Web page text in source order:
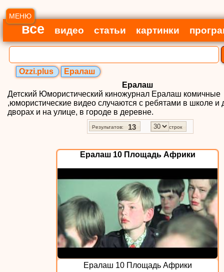
МЕНЮ
все видео статьи картинки
Ozzi.plus
Ералаш
Ералаш
Детский Юмористический киножурнал Ералаш комичные
,юмористические видео случаются с ребятами в школе и
дворах и на улице, в городе в деревне.
Результатов: 13 строк
Ералаш 10 Площадь Африки
Ералаш 10 Площадь Африки